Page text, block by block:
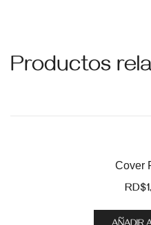
Productos
Cover
RD$